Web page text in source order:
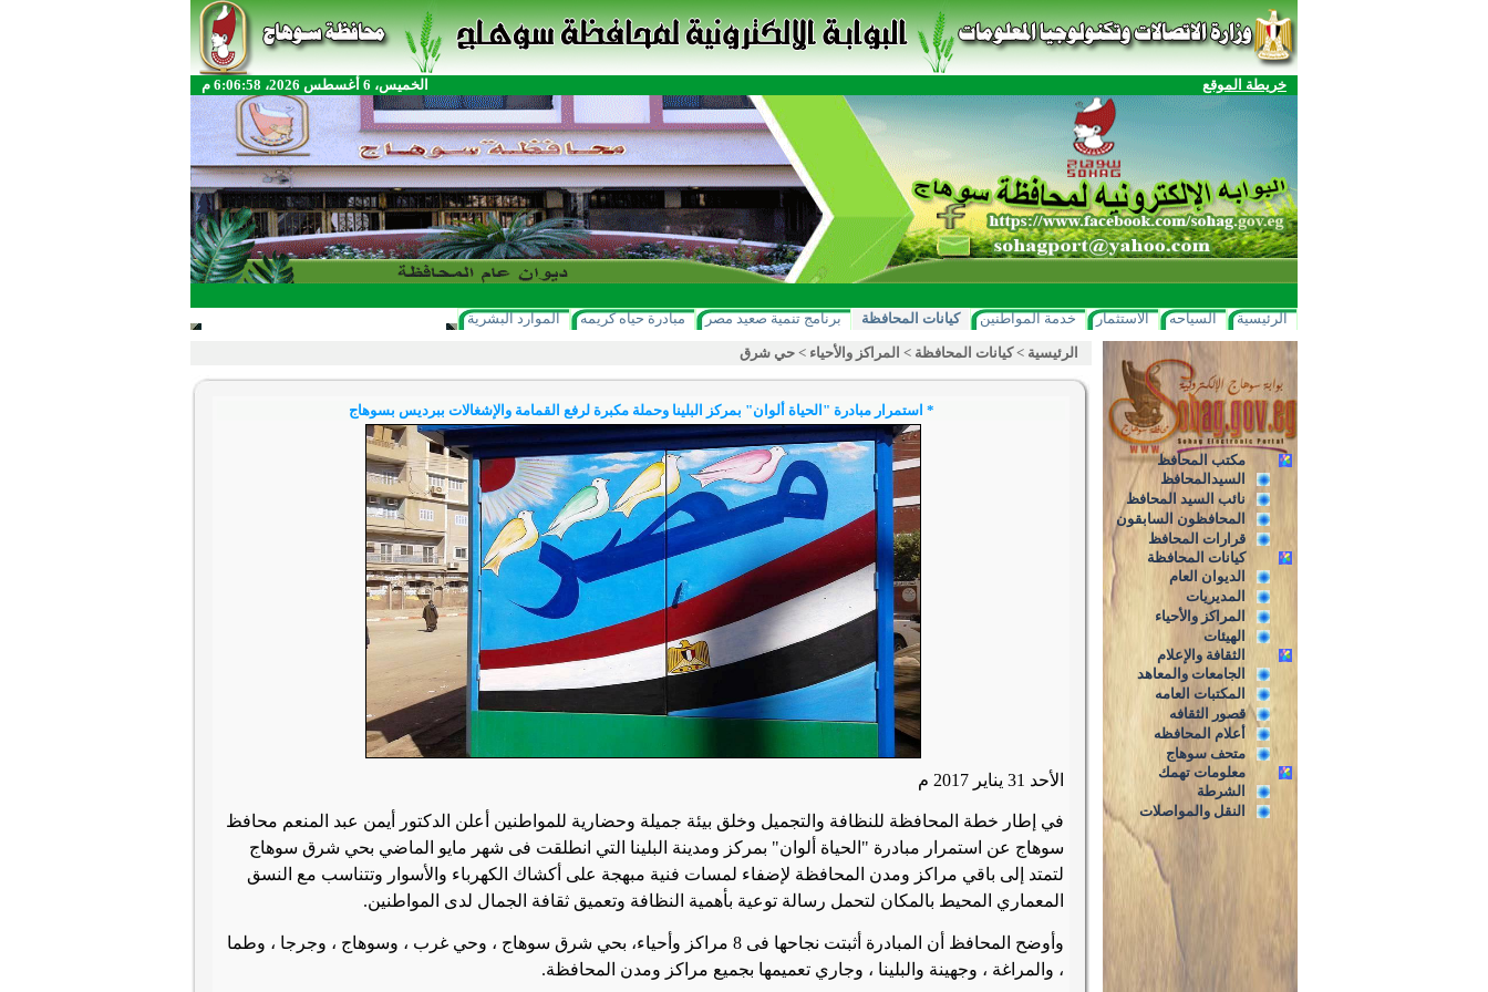
خريطة الموقع الخميس، 6 أغسطس 2026، 6:06:58 م
الرئيسية السياحه الاستثمار خدمة المواطنين كيانات المحافظة برنامج تنمية صعيد مصر مبادرة حياه كريمه الموارد البشرية
مكتب المحافظ
السيدالمحافظ
نائب السيد المحافظ
المحافظون السابقون
قرارات المحافظ
كيانات المحافظة
الديوان العام
المديريات
المراكز والأحياء
الهيئات
الثقافة والإعلام
الجامعات والمعاهد
المكتبات العامه
قصور الثقافه
أعلام المحافظه
متحف سوهاج
معلومات تهمك
الشرطة
النقل والمواصلات
الرئيسية >كيانات المحافظة > المراكز والأحياء > حي شرق
* استمرار مبادرة "الحياة ألوان" بمركز البلينا وحملة مكبرة لرفع القمامة والإشغالات ببرديس بسوهاج
الأحد 31 يناير 2017 م
في إطار خطة المحافظة للنظافة والتجميل وخلق بيئة جميلة وحضارية للمواطنين أعلن الدكتور أيمن عبد المنعم محافظ
سوهاج عن استمرار مبادرة "الحياة ألوان" بمركز ومدينة البلينا التي انطلقت فى شهر مايو الماضي بحي شرق سوهاج
لتمتد إلى باقي مراكز ومدن المحافظة لإضفاء لمسات فنية مبهجة على أكشاك الكهرباء والأسوار وتتناسب مع النسق
المعماري المحيط بالمكان لتحمل رسالة توعية بأهمية النظافة وتعميق ثقافة الجمال لدى المواطنين.
وأوضح المحافظ أن المبادرة أثبتت نجاحها فى 8 مراكز وأحياء، بحي شرق سوهاج ، وحي غرب ، وسوهاج ، وجرجا ، وطما
، والمراغة ، وجهينة والبلينا ، وجاري تعميمها بجميع مراكز ومدن المحافظة.